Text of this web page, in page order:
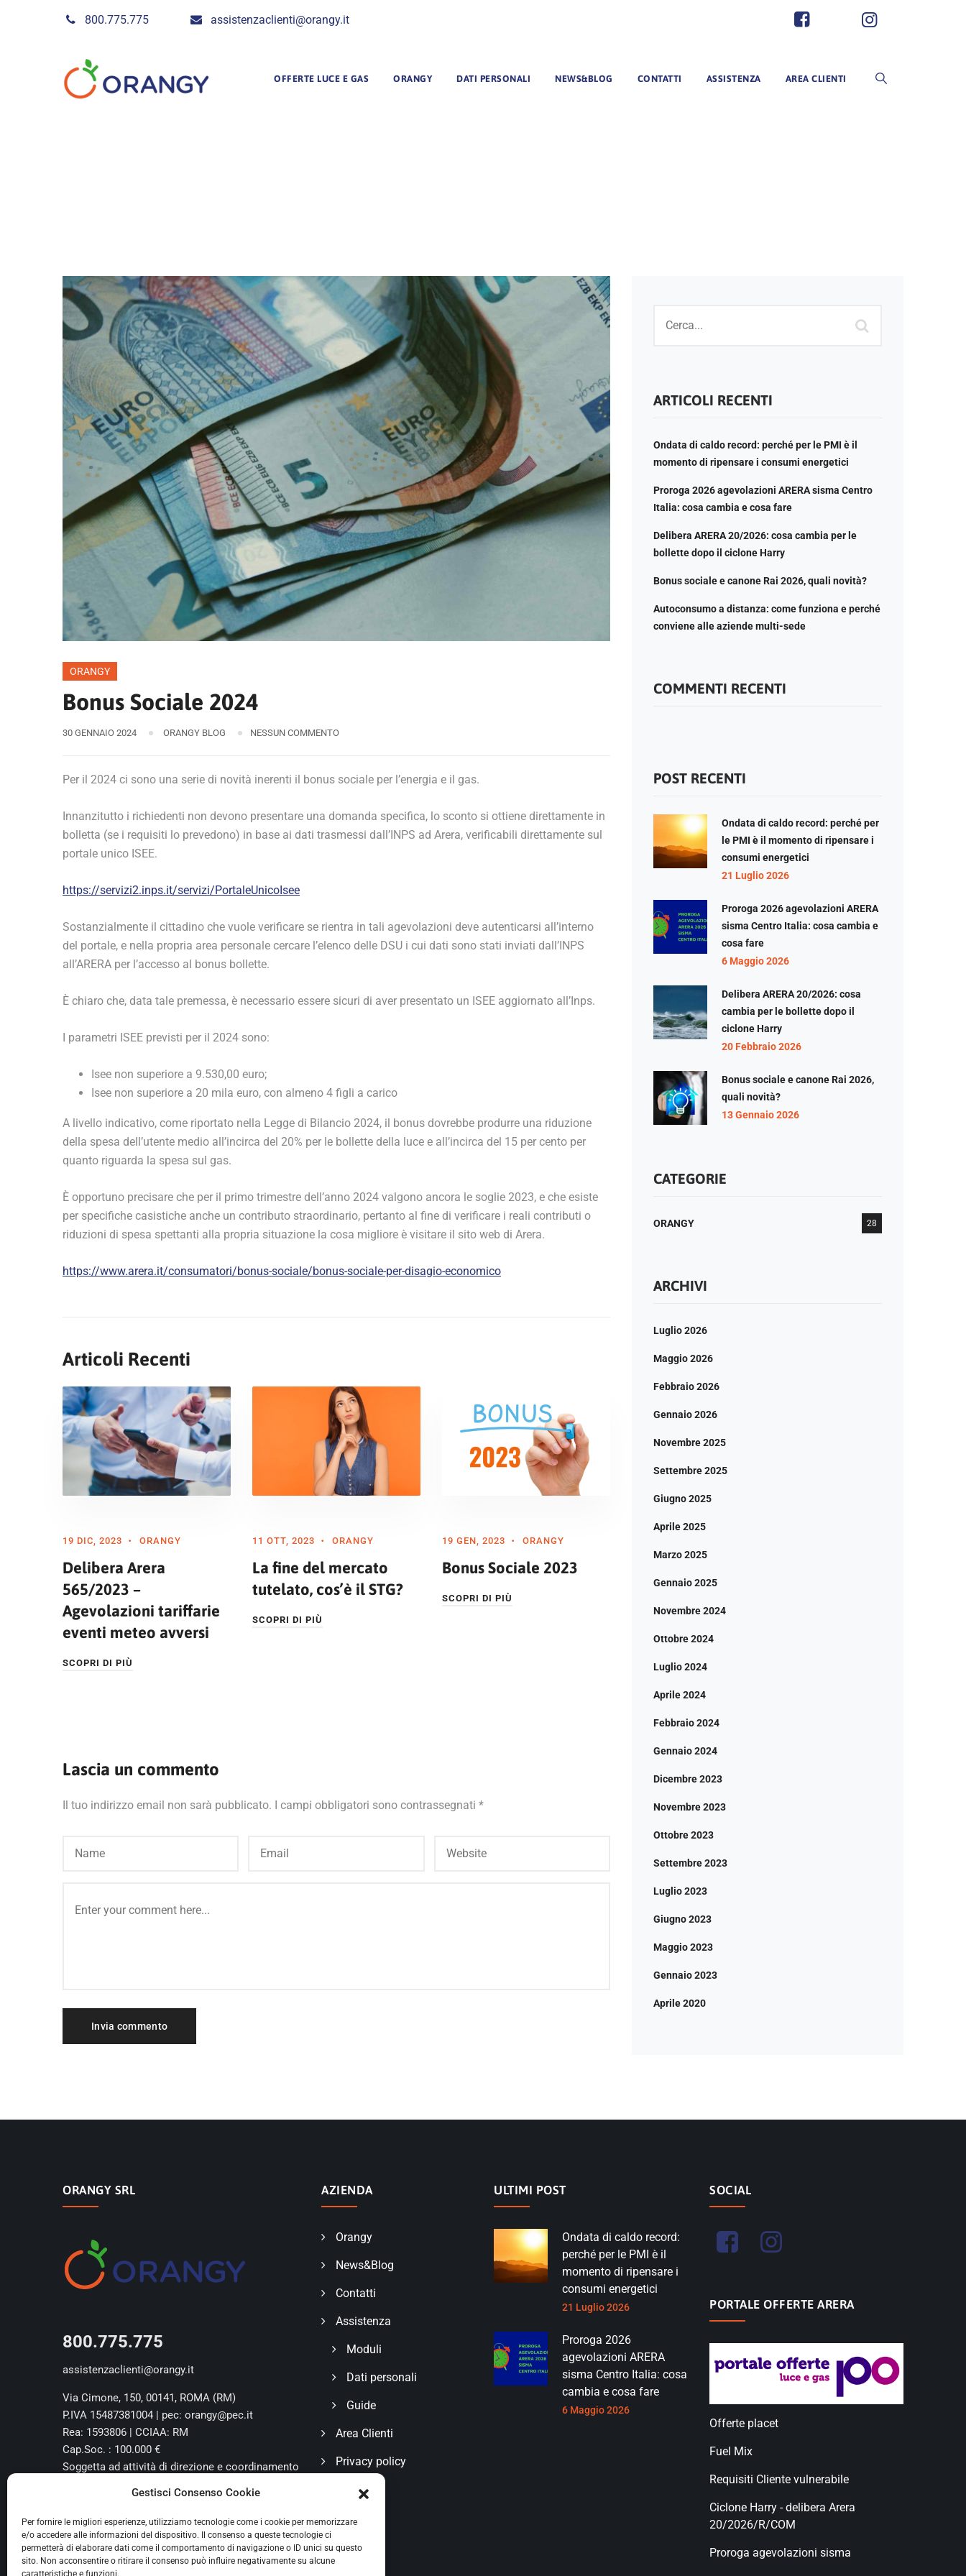
Gestisci Consenso Cookie
Per fornire le migliori esperienze, utilizziamo tecnologie come i cookie per memorizzare
e/o accedere alle informazioni del dispositivo. Il consenso a queste tecnologie ci
permetterà di elaborare dati come il comportamento di navigazione o ID unici su questo
sito. Non acconsentire o ritirare il consenso può influire negativamente su alcune
caratteristiche e funzioni.
800.775.775 assistenzaclienti@orangy.it
OFFERTE LUCE E GAS ORANGY DATI PERSONALI NEWS&BLOG CONTATTI ASSISTENZA AREA CLIENTI
ORANGY
Bonus Sociale 2024
30 GENNAIO 2024 ORANGY BLOG NESSUN COMMENTO
Per il 2024 ci sono una serie di novità inerenti il bonus sociale per l’energia e il gas.
Innanzitutto i richiedenti non devono presentare una domanda specifica, lo sconto si ottiene direttamente in
bolletta (se i requisiti lo prevedono) in base ai dati trasmessi dall’INPS ad Arera, verificabili direttamente sul
portale unico ISEE.
https://servizi2.inps.it/servizi/PortaleUnicoIsee
Sostanzialmente il cittadino che vuole verificare se rientra in tali agevolazioni deve autenticarsi all’interno
del portale, e nella propria area personale cercare l’elenco delle DSU i cui dati sono stati inviati dall’INPS
all’ARERA per l’accesso al bonus bollette.
È chiaro che, data tale premessa, è necessario essere sicuri di aver presentato un ISEE aggiornato all’Inps.
I parametri ISEE previsti per il 2024 sono:
Isee non superiore a 9.530,00 euro;
Isee non superiore a 20 mila euro, con almeno 4 figli a carico
A livello indicativo, come riportato nella Legge di Bilancio 2024, il bonus dovrebbe produrre una riduzione
della spesa dell’utente medio all’incirca del 20% per le bollette della luce e all’incirca del 15 per cento per
quanto riguarda la spesa sul gas.
È opportuno precisare che per il primo trimestre dell’anno 2024 valgono ancora le soglie 2023, e che esiste
per specifiche casistiche anche un contributo straordinario, pertanto al fine di verificare i reali contributi o
riduzioni di spesa spettanti alla propria situazione la cosa migliore è visitare il sito web di Arera.
https://www.arera.it/consumatori/bonus-sociale/bonus-sociale-per-disagio-economico
Articoli Recenti
19 DIC, 2023 ORANGY
Delibera Arera
565/2023 –
Agevolazioni tariffarie
eventi meteo avversi
SCOPRI DI PIÙ
11 OTT, 2023 ORANGY
La fine del mercato
tutelato, cos’è il STG?
SCOPRI DI PIÙ
19 GEN, 2023 ORANGY
Bonus Sociale 2023
SCOPRI DI PIÙ
Lascia un commento
Il tuo indirizzo email non sarà pubblicato. I campi obbligatori sono contrassegnati *
ARTICOLI RECENTI
Ondata di caldo record: perché per le PMI è il
momento di ripensare i consumi energetici
Proroga 2026 agevolazioni ARERA sisma Centro
Italia: cosa cambia e cosa fare
Delibera ARERA 20/2026: cosa cambia per le
bollette dopo il ciclone Harry
Bonus sociale e canone Rai 2026, quali novità?
Autoconsumo a distanza: come funziona e perché
conviene alle aziende multi-sede
COMMENTI RECENTI
POST RECENTI
Ondata di caldo record: perché per
le PMI è il momento di ripensare i
consumi energetici
21 Luglio 2026
Proroga 2026 agevolazioni ARERA
sisma Centro Italia: cosa cambia e
cosa fare
6 Maggio 2026
Delibera ARERA 20/2026: cosa
cambia per le bollette dopo il
ciclone Harry
20 Febbraio 2026
Bonus sociale e canone Rai 2026,
quali novità?
13 Gennaio 2026
CATEGORIE
ORANGY 28
ARCHIVI
Luglio 2026
Maggio 2026
Febbraio 2026
Gennaio 2026
Novembre 2025
Settembre 2025
Giugno 2025
Aprile 2025
Marzo 2025
Gennaio 2025
Novembre 2024
Ottobre 2024
Luglio 2024
Aprile 2024
Febbraio 2024
Gennaio 2024
Dicembre 2023
Novembre 2023
Ottobre 2023
Settembre 2023
Luglio 2023
Giugno 2023
Maggio 2023
Gennaio 2023
Aprile 2020
ORANGY SRL
800.775.775
assistenzaclienti@orangy.it
Via Cimone, 150, 00141, ROMA (RM)
P.IVA 15487381004 | pec: orangy@pec.it
Rea: 1593806 | CCIAA: RM
Cap.Soc. : 100.000 €
Soggetta ad attività di direzione e coordinamento
AZIENDA
Orangy
News&Blog
Contatti
Assistenza
Moduli
Dati personali
Guide
Area Clienti
Privacy policy
ULTIMI POST
Ondata di caldo record:
perché per le PMI è il
momento di ripensare i
consumi energetici
21 Luglio 2026
Proroga 2026
agevolazioni ARERA
sisma Centro Italia: cosa
cambia e cosa fare
6 Maggio 2026
SOCIAL
PORTALE OFFERTE ARERA
Offerte placet
Fuel Mix
Requisiti Cliente vulnerabile
Ciclone Harry - delibera Arera
20/2026/R/COM
Proroga agevolazioni sisma